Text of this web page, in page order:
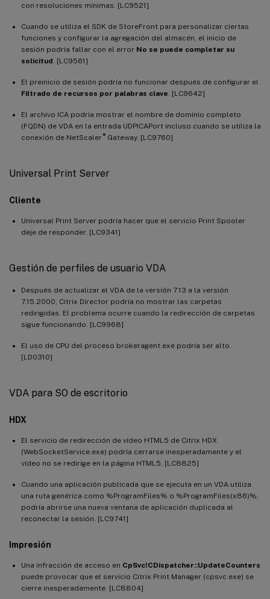
con resoluciones mínimas. [LC9521]
Cuando se utiliza el SDK de StoreFront para personalizar ciertas
funciones y configurar la agregación del almacén, el inicio de
sesión podría fallar con el error No se puede completar su
solicitud . [LC9561]
El preinicio de sesión podría no funcionar después de configurar el
Filtrado de recursos por palabras clave . [LC9642]
El archivo ICA podría mostrar el nombre de dominio completo
(FQDN) de VDA en la entrada UDPICAPort incluso cuando se utiliza la
conexión de NetScaler ®Gateway. [LC9760]
Universal Print Server
Cliente
Universal Print Server podría hacer que el servicio Print Spooler
deje de responder. [LC9341]
Gestión de perfiles de usuario VDA
Después de actualizar el VDA de la versión 7.13 a la versión
7.15.2000, Citrix Director podría no mostrar las carpetas
redirigidas. El problema ocurre cuando la redirección de carpetas
sigue funcionando. [LC9968]
El uso de CPU del proceso brokeragent.exe podría ser alto.
[LD0310]
VDA para SO de escritorio
HDX
El servicio de redirección de vídeo HTML5 de Citrix HDX
(WebSocketService.exe) podría cerrarse inesperadamente y el
vídeo no se redirige en la página HTML5. [LC8825]
Cuando una aplicación publicada que se ejecuta en un VDA utiliza
una ruta genérica como %ProgramFiles% o %ProgramFiles(x86)%,
podría abrirse una nueva ventana de aplicación duplicada al
reconectar la sesión. [LC9741]
Impresión
Una infracción de acceso en CpSvc!CDispatcher::UpdateCounters
puede provocar que el servicio Citrix Print Manager (cpsvc.exe) se
cierre inesperadamente. [LC8804]